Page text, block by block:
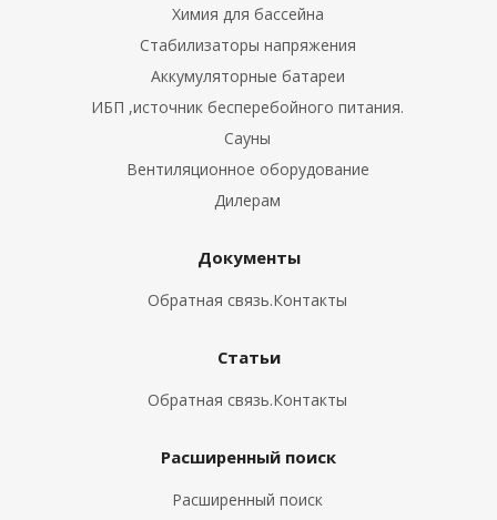
Химия для бассейна
Стабилизаторы напряжения
Аккумуляторные батареи
ИБП ,источник бесперебойного питания.
Сауны
Вентиляционное оборудование
Дилерам
Документы
Обратная связь.Контакты
Статьи
Обратная связь.Контакты
Расширенный поиск
Расширенный поиск